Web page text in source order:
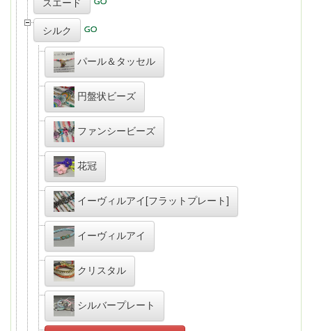
シルク
パール＆タッセル
円盤状ビーズ
ファンシービーズ
花冠
イーヴィルアイ[フラットプレート]
イーヴィルアイ
クリスタル
シルバープレート